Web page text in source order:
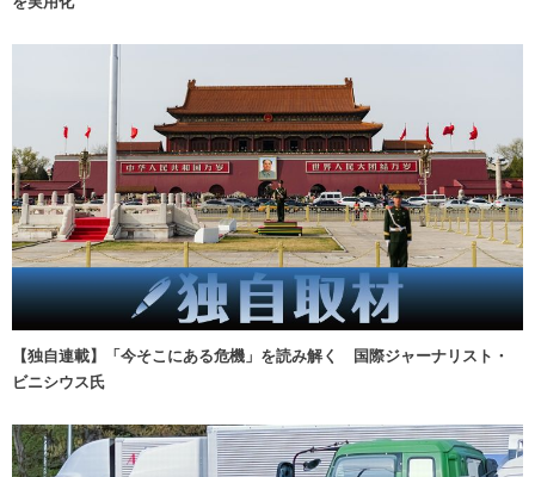
【独自連載】「今そこにある危機」を読み解く 国際ジャーナリスト・
ビニシウス氏